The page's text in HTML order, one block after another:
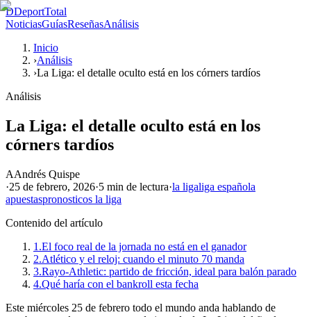
DDeportTotal
NoticiasGuíasReseñasAnálisis
Inicio
›Análisis
›La Liga: el detalle oculto está en los córners tardíos
Análisis
La Liga: el detalle oculto está en los
córners tardíos
AAndrés Quispe
·25 de febrero, 2026·5 min de lectura·la ligaliga española
apuestaspronosticos la liga
Contenido del artículo
1.El foco real de la jornada no está en el ganador
2.Atlético y el reloj: cuando el minuto 70 manda
3.Rayo-Athletic: partido de fricción, ideal para balón parado
4.Qué haría con el bankroll esta fecha
Este miércoles 25 de febrero todo el mundo anda hablando de